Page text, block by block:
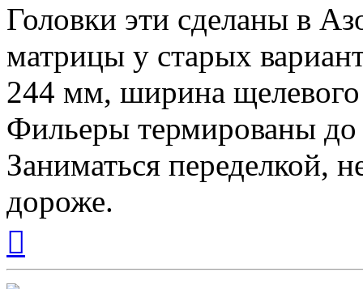
Головки эти сделаны в
матрицы у старых
244 мм, ширина
Фильеры термированы до
Заниматься переделкой,
дороже.
началу